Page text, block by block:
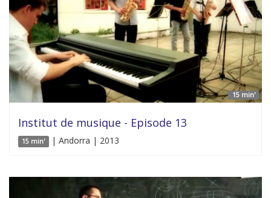
15 min'
Institut de musique - Episode 13
15 min' | Andorra | 2013